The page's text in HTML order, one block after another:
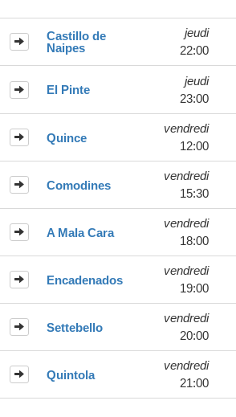
Castillo de
Naipes
jeudi
22:00
El Pinte
jeudi
23:00
Quince
vendredi
12:00
Comodines
vendredi
15:30
A Mala Cara
vendredi
18:00
Encadenados
vendredi
19:00
Settebello
vendredi
20:00
Quintola
vendredi
21:00